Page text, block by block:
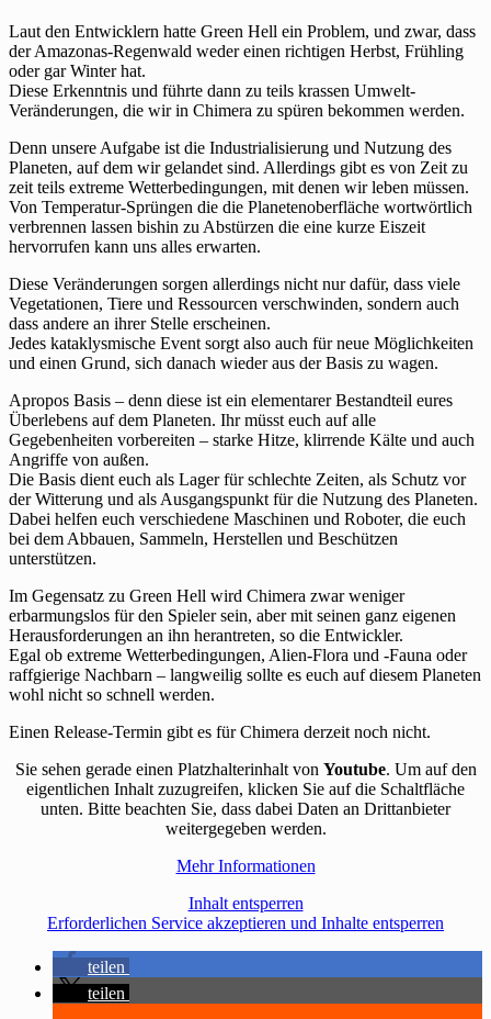
Laut den Entwicklern hatte Green Hell ein Problem, und zwar, dass
der Amazonas-Regenwald weder einen richtigen Herbst, Frühling
oder gar Winter hat.
Diese Erkenntnis und führte dann zu teils krassen Umwelt-
Veränderungen, die wir in Chimera zu spüren bekommen werden.
Denn unsere Aufgabe ist die Industrialisierung und Nutzung des
Planeten, auf dem wir gelandet sind. Allerdings gibt es von Zeit zu
zeit teils extreme Wetterbedingungen, mit denen wir leben müssen.
Von Temperatur-Sprüngen die die Planetenoberfläche wortwörtlich
verbrennen lassen bishin zu Abstürzen die eine kurze Eiszeit
hervorrufen kann uns alles erwarten.
Diese Veränderungen sorgen allerdings nicht nur dafür, dass viele
Vegetationen, Tiere und Ressourcen verschwinden, sondern auch
dass andere an ihrer Stelle erscheinen.
Jedes kataklysmische Event sorgt also auch für neue Möglichkeiten
und einen Grund, sich danach wieder aus der Basis zu wagen.
Apropos Basis – denn diese ist ein elementarer Bestandteil eures
Überlebens auf dem Planeten. Ihr müsst euch auf alle
Gegebenheiten vorbereiten – starke Hitze, klirrende Kälte und auch
Angriffe von außen.
Die Basis dient euch als Lager für schlechte Zeiten, als Schutz vor
der Witterung und als Ausgangspunkt für die Nutzung des Planeten.
Dabei helfen euch verschiedene Maschinen und Roboter, die euch
bei dem Abbauen, Sammeln, Herstellen und Beschützen
unterstützen.
Im Gegensatz zu Green Hell wird Chimera zwar weniger
erbarmungslos für den Spieler sein, aber mit seinen ganz eigenen
Herausforderungen an ihn herantreten, so die Entwickler.
Egal ob extreme Wetterbedingungen, Alien-Flora und -Fauna oder
raffgierige Nachbarn – langweilig sollte es euch auf diesem Planeten
wohl nicht so schnell werden.
Einen Release-Termin gibt es für Chimera derzeit noch nicht.
Sie sehen gerade einen Platzhalterinhalt von Youtube. Um auf den
eigentlichen Inhalt zuzugreifen, klicken Sie auf die Schaltfläche
unten. Bitte beachten Sie, dass dabei Daten an Drittanbieter
weitergegeben werden.
Mehr Informationen
Inhalt entsperren
Erforderlichen Service akzeptieren und Inhalte entsperren
teilen
teilen